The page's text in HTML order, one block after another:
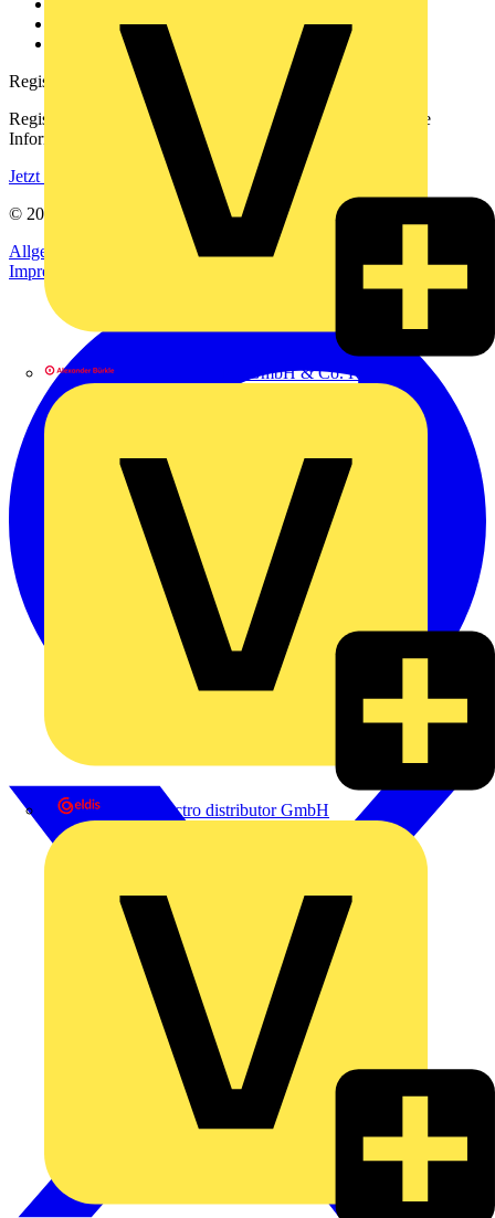
Alexander Bürkle GmbH & Co. KG
eldis electro distributor GmbH
Häufig gestellte Fragen
voltimum.com
Registrierung
Registrieren Sie sich kostenlos und erhalten Sie stets aktuelle
Informationen aus der Elektroindustrie.
Jetzt registrieren
© 2002-
Allgemeine Geschäftsbedingungen
Datenschutzerklärung
Impressum